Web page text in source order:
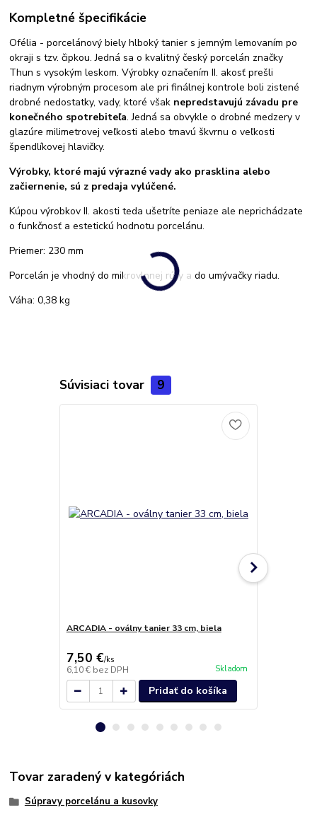
Kompletné špecifikácie
Ofélia - porcelánový biely hlboký tanier s jemným lemovaním po
okraji s tzv. čipkou. Jedná sa o kvalitný český porcelán značky
Thun s vysokým leskom. Výrobky označením II. akosť prešli
riadnym výrobným procesom ale pri finálnej kontrole boli zistené
drobné nedostatky, vady, ktoré však nepredstavujú závadu pre
konečného spotrebiteľa. Jedná sa obvykle o drobné medzery v
glazúre milimetrovej veľkosti alebo tmavú škvrnu o veľkosti
špendlíkovej hlavičky.
Výrobky, ktoré majú výrazné vady ako prasklina alebo
začiernenie, sú z predaja vylúčené.
Kúpou výrobkov II. akosti teda ušetríte peniaze ale neprichádzate
o funkčnosť a estetickú hodnotu porcelánu.
Priemer: 230 mm
Porcelán je vhodný do mikrovlnnej rúry a do umývačky riadu.
Váha: 0,38 kg
Súvisiaci tovar 9
ARCADIA - oválny tanier 33 cm, biela
7,50 €/ks
6,10 € bez DPH Skladom
Pridať do košíka
Tovar zaradený v kategóriách
Súpravy porcelánu a kusovky